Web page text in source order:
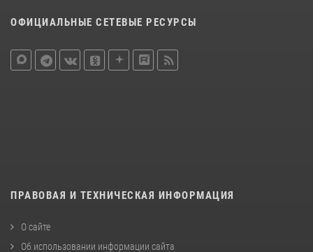
ОФИЦИАЛЬНЫЕ СЕТЕВЫЕ РЕСУРСЫ
ПРАВОВАЯ И ТЕХНИЧЕСКАЯ ИНФОРМАЦИЯ
О сайте
Об использовании информации сайта